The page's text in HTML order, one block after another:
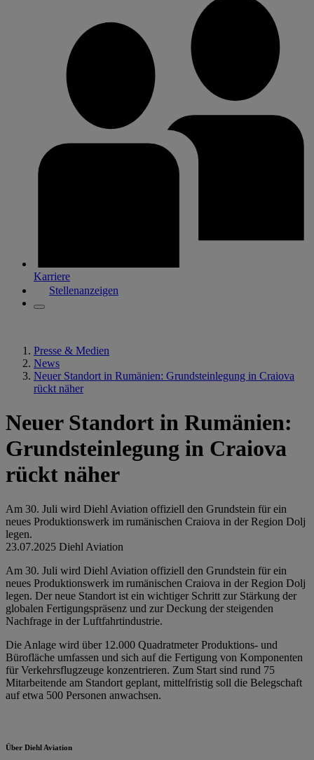
Karriere
Stellenanzeigen
Presse & Medien
News
Neuer Standort in Rumänien: Grundsteinlegung in Craiova
rückt näher
Neuer Standort in Rumänien:
Grundsteinlegung in Craiova
rückt näher
Am 30. Juli wird Diehl Aviation offiziell den Grundstein für ein
neues Produktionswerk im rumänischen Craiova in der Region Dolj
legen.
23.07.2025 Diehl Aviation
Am 30. Juli wird Diehl Aviation offiziell den Grundstein für ein
neues Produktionswerk im rumänischen Craiova in der Region Dolj
legen. Der neue Standort ist ein wichtiger Schritt zur Stärkung der
globalen Fertigungspräsenz und zur Deckung der steigenden
Nachfrage in der Luftfahrtindustrie.
Die Anlage wird über 12.000 Quadratmeter Produktions- und
Bürofläche umfassen und sich auf die Fertigung von Komponenten
für Verkehrsflugzeuge konzentrieren. Zum Start sind rund 75
Mitarbeitende am Standort geplant, mittelfristig soll die Belegschaft
auf etwa 500 Personen anwachsen.
Über Diehl Aviation